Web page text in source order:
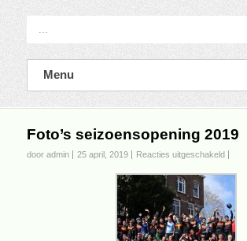
Menu
Foto’s seizoensopening 2019
door admin 25 april, 2019 Reacties uitgeschakeldvoor
2019